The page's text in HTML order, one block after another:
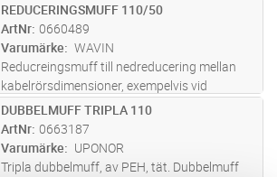
ST Lägg i kundvagn
REDUCERINGSMUFF 110/50
ArtNr 0660489
Varumärke
WAVIN
Reducreingsmuff till nedreducering mellan
kabelrörsdimensioner, exempelvis vid
avslutning i kabelskåp eller i stolpar.
Dimension från rör med ytterdiameter 110
mm ner till kabelrör med ytterdiameter
mer
ST Lägg i kundvagn
DUBBELMUFF TRIPLA 110
ArtNr 0663187
Varumärke
UPONOR
Tripla dubbelmuff, av PEH, tät. Dubbelmuff